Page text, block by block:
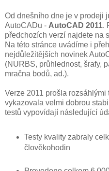
Od dnešního dne je v prodeji
AutoCADu - AutoCAD 2011.
předchozích verzí najdete na
Na této stránce uvádíme i
nejdůležitějších novinek
(NURBS, průhlednost, šrafy,
mračna bodů, ad.).
Verze 2011 prošla
vykazovala velmi dobrou
testů vypovídají následující
Testy kvality zabraly
člověkohodin